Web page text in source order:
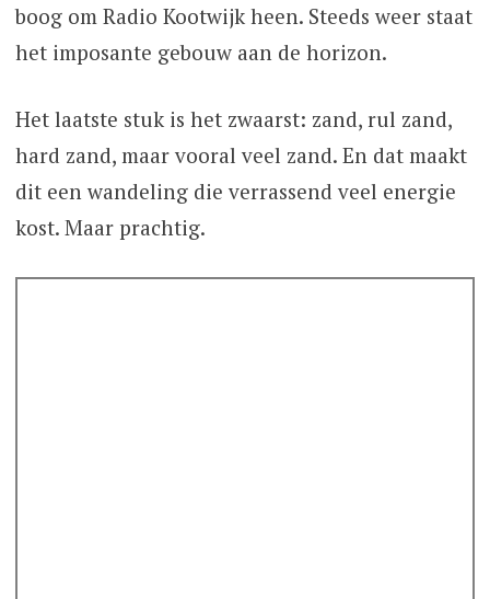
boog om Radio Kootwijk heen. Steeds weer staat
het imposante gebouw aan de horizon.
Het laatste stuk is het zwaarst: zand, rul zand,
hard zand, maar vooral veel zand. En dat maakt
dit een wandeling die verrassend veel energie
kost. Maar prachtig.